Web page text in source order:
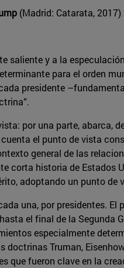
(Madrid: Catarata,
y a la
para el orden
presidente
por una parte, abarca,
el punto de vista
general de las
corta historia de Estados
adoptando un punto
una, por presidentes. El
el final de la Segunda
especialmente
Truman,
que fueron clave en la